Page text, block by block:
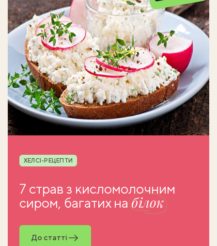
Рубрика
ХЕЛСІ-РЕЦЕПТИ
7 страв з кисломолочним
сиром, багатих набілок
До статті